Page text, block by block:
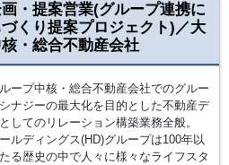
画・提案営業(グループ連携に
くり提案プロジェクト)／大
・総合不動産会社
ープ中核・総合不動産会社でのグルー
ナジーの最大化を目的とした不動産デ
してのリレーション構築業務全般。
ルディングス(HD)グループは100年以
る歴史の中で人々に様々なライフスタ